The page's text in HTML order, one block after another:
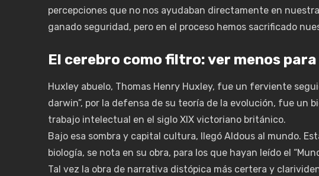
percepciones que no nos ayudaban directamente en
ganado seguridad, pero en el proceso hemos sacrificado
El cerebro como filtro: ver menos
Huxley abuelo, Thomas Henry Huxley, fue un ferviente
darwin”, por la defensa de su teoría de la evolución, fue un
trabajo intelectual en el siglo XIX victoriano británico.
Bajo esa sombra y capital cultura, llegó Aldous al mundo.
biología, se nota en su obra, para los que hayan leído el
Tal vez la obra de narrativa distópica más certera y